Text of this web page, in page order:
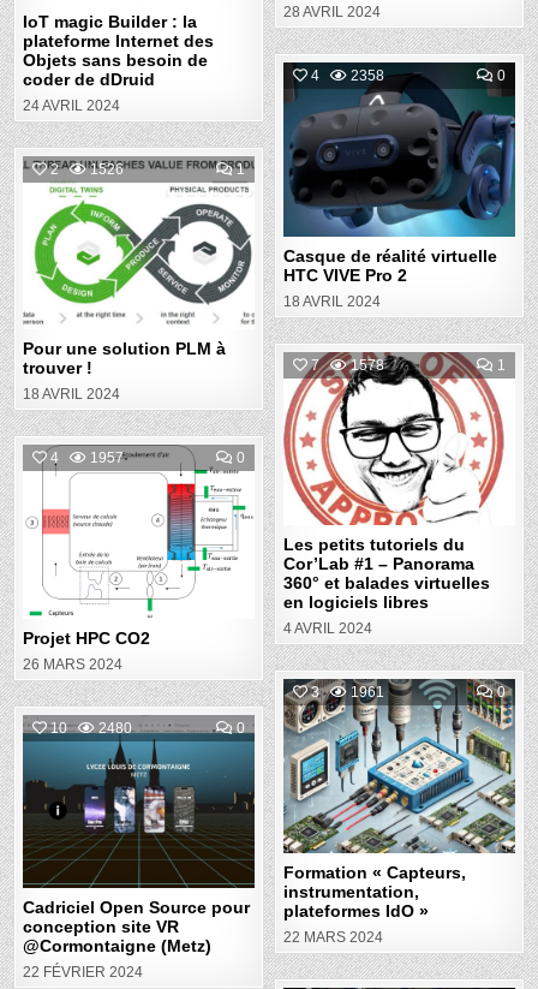
28 AVRIL 2024
BESOIN
CODER
DDRUID
IoT magic Builder : la
plateforme Internet des
Objets sans besoin de
coder de dDruid
24 AVRIL 2024
4 2358 0
ON
DE
HTC
VIVE
PRO
2
Posted
in
Casque de réalité virtuelle
HTC VIVE Pro 2
18 AVRIL 2024
2 1526 1COMMENT
ON
POUR
UNE
SOLUTION
PLM
À
TROUVER
!
Posted
in
Pour une solution PLM à
trouver !
18 AVRIL 2024
7 1578 1
ON
LES
DU
360°
Posted
in
Les petits tutoriels du
Cor’Lab #1 – Panorama
360° et balades virtuelles
en logiciels libres
4 AVRIL 2024
4 1957 0COMMENT
ON
PROJET
HPC
CO2
in
Projet HPC CO2
26 MARS 2024
3
1961 0
ON
«
IDO
»
Posted
in
Formation « Capteurs,
instrumentation,
plateformes IdO »
22 MARS 2024
10 2480 0COMMENT
ON
CADRICIEL
OPEN
SOURCE
POUR
CONCEPTION
SITE
VR
@CORMONTAIGNE
(METZ)
Posted
in
Cadriciel Open Source pour
conception site VR
@Cormontaigne (Metz)
22 FÉVRIER 2024